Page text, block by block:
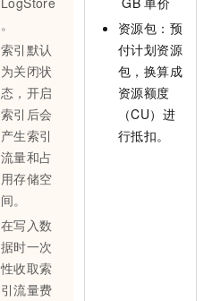
。
索引默认
为关闭状
态，开启
索引后会
产生索引
流量和占
用存储空
间。
在写入数
据时一次
性收取索
引流量费
资源包：预
付计划资源
包，换算成
资源额度
（CU）进
行抵扣。